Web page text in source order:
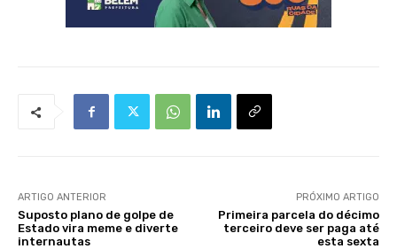
ARTIGO ANTERIOR
Suposto plano de golpe de
Estado vira meme e diverte
internautas
PRÓXIMO ARTIGO
Primeira parcela do décimo
terceiro deve ser paga até
esta sexta